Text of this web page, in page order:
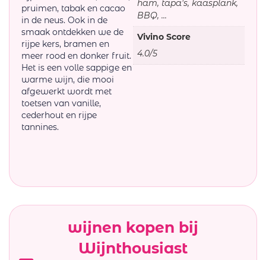
pruimen, tabak en cacao
in de neus. Ook in de
smaak ontdekken we de
rijpe kers, bramen en
meer rood en donker fruit.
Het is een volle sappige en
warme wijn, die mooi
afgewerkt wordt met
toetsen van vanille,
cederhout en rijpe
tannines.
ham, tapa's, kaasplank,
BBQ, ...
Vivino Score
4.0/5
wijnen kopen bij
Wijnthousiast